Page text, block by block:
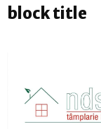
block title